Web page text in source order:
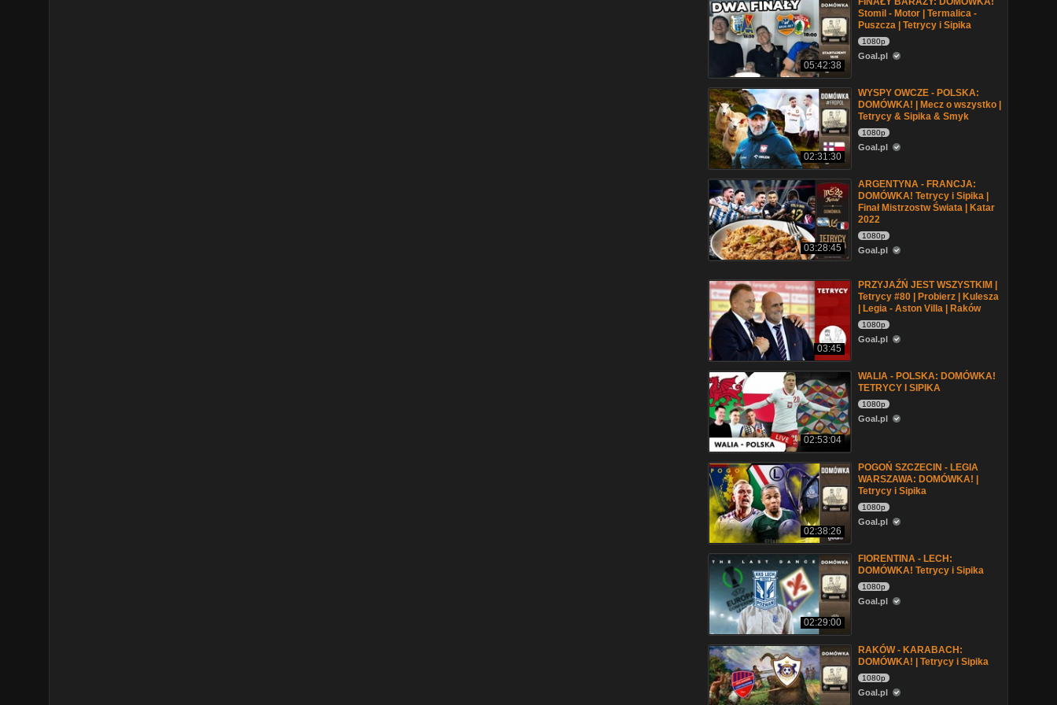
05:42:38
Stomil - Motor | Termalica -
Puszcza | Tetrycy i Sipika
1080p
Goal.pl
02:31:30
WYSPY OWCZE - POLSKA:
DOMÓWKA! | Mecz o wszystko |
Tetrycy & Sipika & Smyk
1080p
Goal.pl
03:28:45
ARGENTYNA - FRANCJA:
DOMÓWKA! Tetrycy i Sipika |
Finał Mistrzostw Świata | Katar
2022
1080p
Goal.pl
03:45
PRZYJAŹŃ JEST WSZYSTKIM |
Tetrycy #80 | Probierz | Kulesza
| Legia - Aston Villa | Raków
1080p
Goal.pl
02:53:04
WALIA - POLSKA: DOMÓWKA!
TETRYCY I SIPIKA
1080p
Goal.pl
02:38:26
POGOŃ SZCZECIN - LEGIA
WARSZAWA: DOMÓWKA! |
Tetrycy i Sipika
1080p
Goal.pl
02:29:00
FIORENTINA - LECH:
DOMÓWKA! Tetrycy i Sipika
1080p
Goal.pl
RAKÓW - KARABACH:
DOMÓWKA! | Tetrycy i Sipika
1080p
Goal.pl